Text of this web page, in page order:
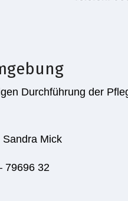
Durchführung der
Mick
32